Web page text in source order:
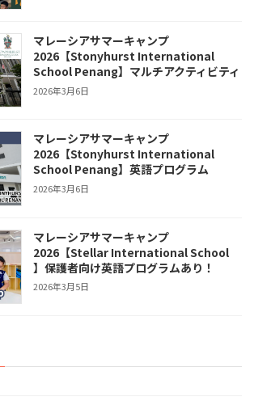
マレーシアサマーキャンプ
2026【Stonyhurst International
School Penang】マルチアクティビティ
2026年3月6日
マレーシアサマーキャンプ
2026【Stonyhurst International
School Penang】英語プログラム
2026年3月6日
マレーシアサマーキャンプ
2026【Stellar International School
】保護者向け英語プログラムあり！
2026年3月5日